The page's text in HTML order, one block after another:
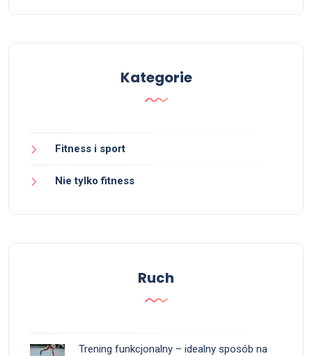
Kategorie
Fitness i sport
Nie tylko fitness
Ruch
Trening funkcjonalny – idealny sposób na